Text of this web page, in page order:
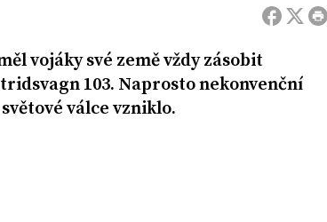
vojáky své země vždy zásobit
103. Naprosto nekonvenční
válce vzniklo.